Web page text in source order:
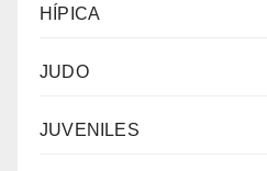
HÍPICA
JUDO
JUVENILES